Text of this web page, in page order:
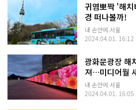
귀염뽀짝 '해
경 떠나볼까!
내 손안에 서울
2024.04.01. 16:12
광화문광장 해
져…미디어월
내 손안에 서울
2024.04.01. 16:05